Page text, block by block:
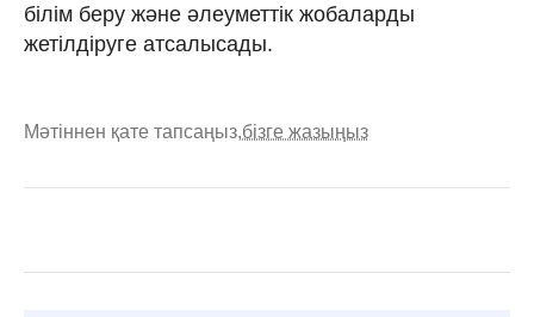
білім беру және әлеуметтік жобаларды
жетілдіруге атсалысады.
Мәтіннен қате тапсаңыз,бізге жазыңыз